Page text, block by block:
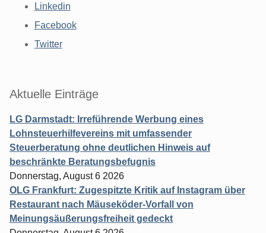
Linkedin
Facebook
Twitter
Aktuelle Einträge
LG Darmstadt: Irreführende Werbung eines
Lohnsteuerhilfevereins mit umfassender
Steuerberatung ohne deutlichen Hinweis auf
beschränkte Beratungsbefugnis
Donnerstag, August 6 2026
OLG Frankfurt: Zugespitzte Kritik auf Instagram über
Restaurant nach Mäuseköder-Vorfall von
Meinungsäußerungsfreiheit gedeckt